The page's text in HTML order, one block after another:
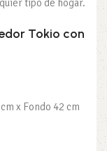
tipo de hogar.
Tokio con
x Fondo 42 cm